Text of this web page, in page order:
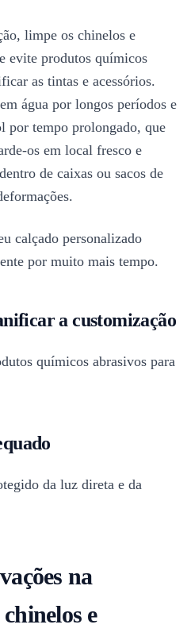
limpe os chinelos e
evite produtos químicos
as tintas e acessórios.
água por longos períodos e
por tempo prolongado, que
os em local fresco e
de caixas ou sacos de
calçado personalizado
por muito mais tempo.
a customização
químicos abrasivos para
da luz direta e da
na
e